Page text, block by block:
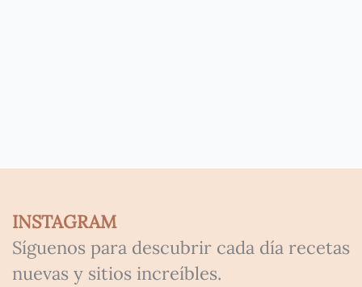
INSTAGRAM
Síguenos para descubrir cada día recetas
nuevas y sitios increíbles.